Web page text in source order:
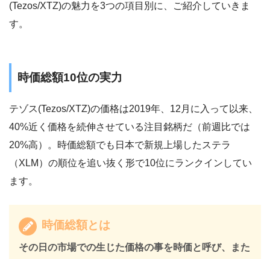
(Tezos/XTZ)の魅力を3つの項目別に、ご紹介していきま
す。
時価総額10位の実力
テゾス(Tezos/XTZ)の価格は2019年、12月に入って以来、
40%近く価格を続伸させている注目銘柄だ（前週比では
20%高）。時価総額でも日本で新規上場したステラ
（XLM）の順位を追い抜く形で10位にランクインしてい
ます。
時価総額とは
その日の市場での生じた価格の事を時価と呼び、また